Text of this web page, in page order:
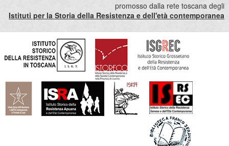
promosso dalla rete toscana degli
Istituti per la Storia della Resistenza e dell'età contemporanea